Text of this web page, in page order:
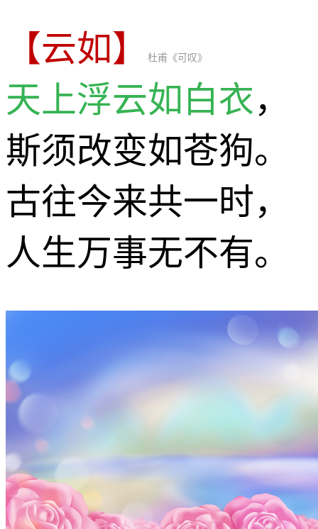
【云如】 杜甫《可叹》
天上浮云如白衣，
斯须改变如苍狗。
古往今来共一时，
人生万事无不有。